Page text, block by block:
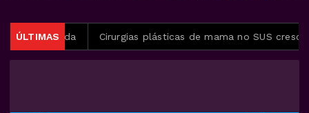
ÚLTIMAS
fome aguda Cirurgias plásticas de mama no SUS